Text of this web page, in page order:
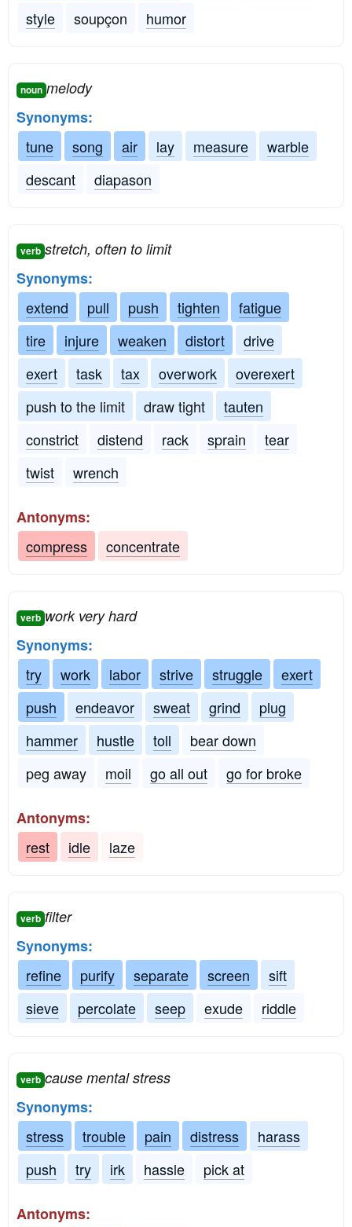
style
soupçon humor
noun melody
Synonyms:
tune
song air lay measure
warble
descant
diapason
verb stretch, often to limit
Synonyms:
extend
pull push tighten
fatigue
tire
injure weaken distort
drive
exert
task tax overwork
overexert
push to the limit
draw tight
tauten
constrict
distend rack sprain
tear
twist
wrench
Antonyms:
compress
concentrate
verb work very hard
Synonyms:
try
work labor strive struggle
exert
push
endeavor sweat grind
plug
hammer
hustle toll
bear down
peg away
moil go all out go for broke
Antonyms:
rest
idle laze
verb filter
Synonyms:
refine
purify separate screen
sift
sieve
percolate seep exude riddle
verb cause mental stress
Synonyms:
stress
trouble pain distress
harass
push
try irk hassle pick at
Antonyms: